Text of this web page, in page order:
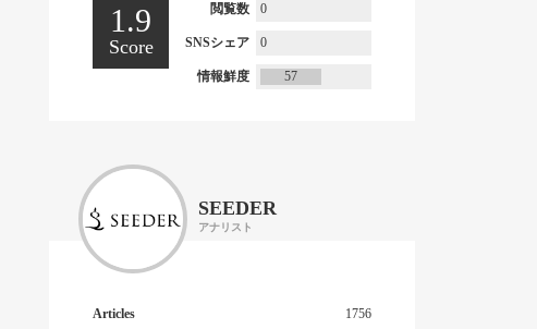
1.9
Score
閲覧数 0
SNSシェア 0
情報鮮度 57
SEEDER
アナリスト
Articles
1756